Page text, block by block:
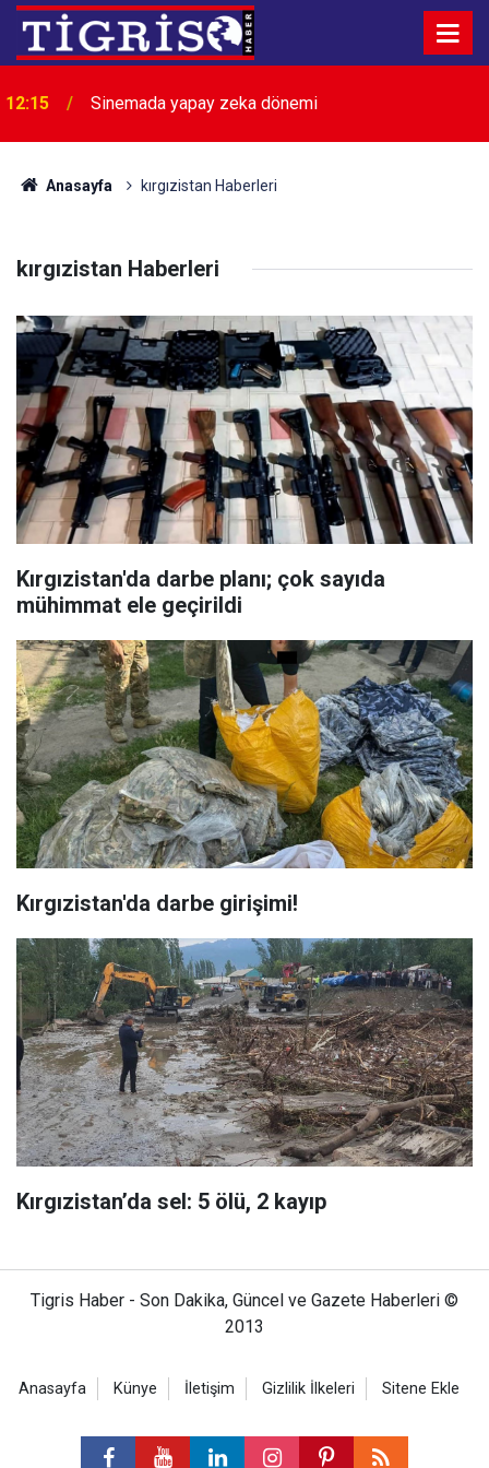
12:15 Sinemada yapay zeka dönemi
Anasayfa kırgızistan Haberleri
kırgızistan Haberleri
Kırgızistan'da darbe planı; çok sayıda
mühimmat ele geçirildi
Kırgızistan'da darbe girişimi!
Kırgızistan’da sel: 5 ölü, 2 kayıp
Tigris Haber - Son Dakika, Güncel ve Gazete Haberleri ©
2013
Anasayfa Künye İletişim Gizlilik İlkeleri Sitene Ekle